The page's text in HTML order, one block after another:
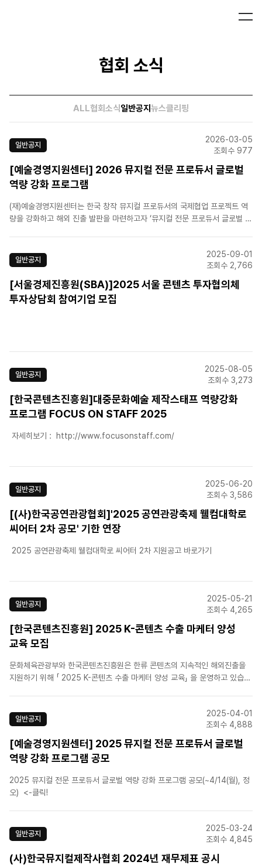
협회 소식
ALL협회소식일반공지 뉴스클리핑
일반공지
2026-03-05
조회수 977
[예술경영지원센터] 2026 뮤지컬 전문 프로듀서 글로벌
역량 강화 프로그램
(재)예술경영지원센터는 한국 창작 뮤지컬 프로듀서의 국제협업 프로젝트 역
량을 강화하고 해외 진출 발판을 마련하고자 ‘뮤지컬 전문 프로듀서 글로벌 역
가기 : [예술경..
일반공지
2025-09-01
조회수 2,766
[서울경제진흥원(SBA)]2025 서울 콘텐츠 투자협의체
투자상담회 참여기업 모집
일반공지
2025-08-05
조회수 3,273
[한국콘텐츠진흥원]대중문화예술 제작스태프 역량강화
프로그램 FOCUS ON STAFF 2025
자세히보기 : http://www.focusonstaff.com/
일반공지
2025-06-20
조회수 3,586
[(사)한국공연관광협회]'2025 공연관광축제 웰컴대학로
씨어터 2차 공모' 기한 연장
2025 공연관광축제 웰컴대학로 씨어터 2차 지원공고 바로가기
일반공지
2025-05-21
조회수 4,265
[한국콘텐츠진흥원] 2025 K-콘텐츠 수출 마케터 양성
교육 모집
문화체육관광부와 한국콘텐츠진흥원은 한류 콘텐츠의 지속적인 해외진출을
지원하기 위해 「 2025 K-콘텐츠 수출 마케터 양성 교육」 을 운영하고 있습니
절차를 배우는 기본 과정과 ▴해외 선진 콘텐츠 시장 진출 전략..
일반공지
2025-04-01
조회수 4,888
[예술경영지원센터] 2025 뮤지컬 전문 프로듀서 글로벌
역량 강화 프로그램 공모
2025 뮤지컬 전문 프로듀서 글로벌 역량 강화 프로그램 공모(~4/14(월), 정
오) <-클릭!
일반공지
2025-03-24
조회수 4,845
(사)한국뮤지컬제작사협회 2024년 재무제표 공시